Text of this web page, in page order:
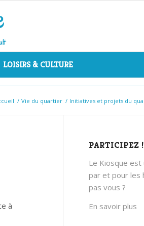
LOISIRS & CULTURE
/ Vie du quartier / Initiatives et projets du
à
PARTICIPEZ !
Le Kiosque est
par et pour les
pas vous ?
En savoir plus